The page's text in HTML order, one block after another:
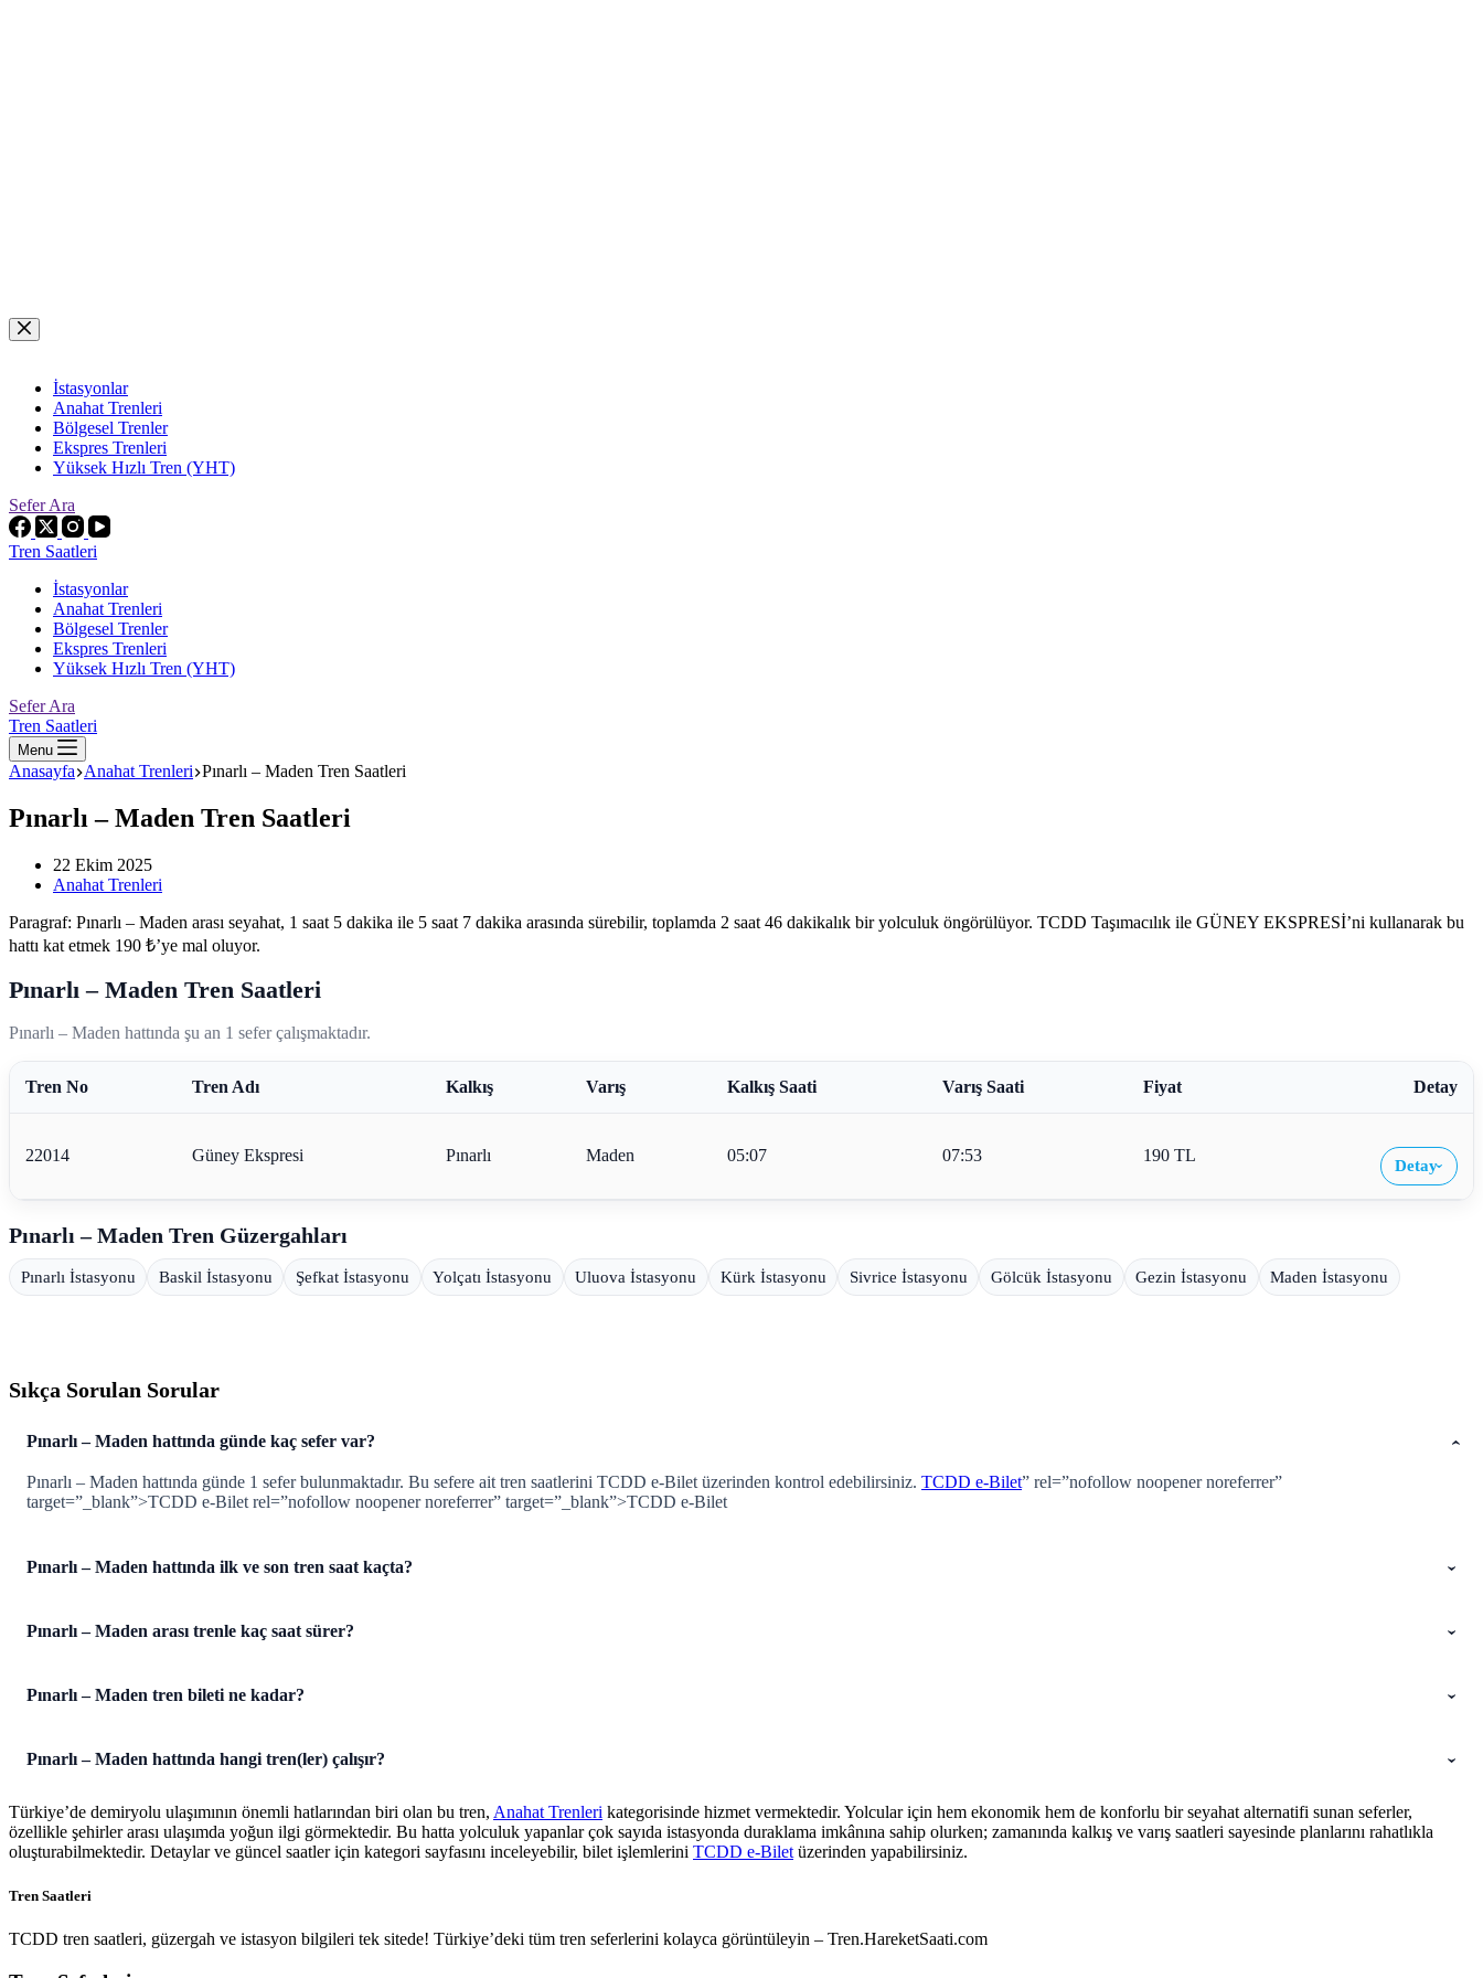
Skip
to
İstasyonlar
Anahat Trenleri
Bölgesel Trenler
Ekspres Trenleri
Yüksek Hızlı Tren (YHT)
Sefer Ara
Tren Saatleri
İstasyonlar
Anahat Trenleri
Bölgesel Trenler
Ekspres Trenleri
Yüksek Hızlı Tren (YHT)
Sefer Ara
Tren Saatleri
Menu
Anasayfa Anahat Trenleri Pınarlı – Maden Tren Saatleri
Pınarlı – Maden Tren Saatleri
22 Ekim 2025
Anahat Trenleri
Paragraf: Pınarlı – Maden arası seyahat, 1 saat 5 dakika ile 5 saat 7 dakika arasında sürebilir, toplamda 2 saat 46 dakikalık bir yolculuk öngörülüyor. TCDD Taşımacılık ile GÜNEY EKSPRESİ’ni kullanarak bu
hattı kat etmek 190 ₺’ye mal oluyor.
Pınarlı – Maden Tren Saatleri
Pınarlı – Maden hattında şu an 1 sefer çalışmaktadır.
Tren No Tren Adı Kalkış Varış Kalkış Saati Varış Saati Fiyat Detay
22014 Güney Ekspresi Pınarlı Maden 05:07 07:53 190 TL
Detay›
Pınarlı – Maden Tren Güzergahları
Pınarlı İstasyonu Baskil İstasyonu Şefkat İstasyonu Yolçatı İstasyonu Uluova İstasyonu Kürk İstasyonu Sivrice İstasyonu Gölcük İstasyonu Gezin İstasyonu Maden İstasyonu
Sıkça Sorulan Sorular
Pınarlı – Maden hattında günde kaç sefer var?
Pınarlı – Maden hattında günde 1 sefer bulunmaktadır. Bu sefere ait tren saatlerini TCDD e-Bilet üzerinden kontrol edebilirsiniz. TCDD e-Bilet” rel=”nofollow noopener noreferrer”
target=”_blank”>TCDD e-Bilet rel=”nofollow noopener noreferrer” target=”_blank”>TCDD e-Bilet
Pınarlı – Maden hattında ilk ve son tren saat kaçta?
Pınarlı – Maden arası trenle kaç saat sürer?
Pınarlı – Maden tren bileti ne kadar?
Pınarlı – Maden hattında hangi tren(ler) çalışır?
Türkiye’de demiryolu ulaşımının önemli hatlarından biri olan bu tren, Anahat Trenleri kategorisinde hizmet vermektedir. Yolcular için hem ekonomik hem de konforlu bir seyahat alternatifi sunan seferler,
özellikle şehirler arası ulaşımda yoğun ilgi görmektedir. Bu hatta yolculuk yapanlar çok sayıda istasyonda duraklama imkânına sahip olurken; zamanında kalkış ve varış saatleri sayesinde planlarını rahatlıkla
oluşturabilmektedir. Detaylar ve güncel saatler için kategori sayfasını inceleyebilir, bilet işlemlerini TCDD e-Biletüzerinden yapabilirsiniz.
Tren Saatleri
TCDD tren saatleri, güzergah ve istasyon bilgileri tek sitede! Türkiye’deki tüm tren seferlerini kolayca görüntüleyin – Tren.HareketSaati.com